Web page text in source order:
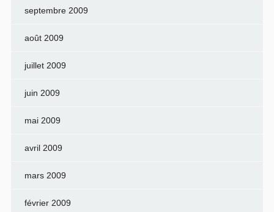
septembre 2009
août 2009
juillet 2009
juin 2009
mai 2009
avril 2009
mars 2009
février 2009